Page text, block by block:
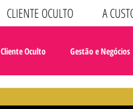
CLIENTE OCULTO A
Cliente Oculto Gestão e Negócios